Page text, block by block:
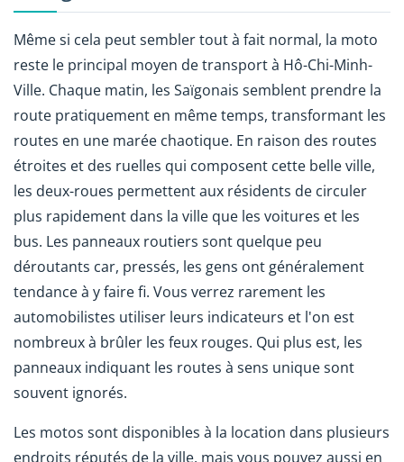
Même si cela peut sembler tout à fait normal, la moto
reste le principal moyen de transport à Hô-Chi-Minh-
Ville. Chaque matin, les Saïgonais semblent prendre la
route pratiquement en même temps, transformant les
routes en une marée chaotique. En raison des routes
étroites et des ruelles qui composent cette belle ville,
les deux-roues permettent aux résidents de circuler
plus rapidement dans la ville que les voitures et les
bus. Les panneaux routiers sont quelque peu
déroutants car, pressés, les gens ont généralement
tendance à y faire fi. Vous verrez rarement les
automobilistes utiliser leurs indicateurs et l'on est
nombreux à brûler les feux rouges. Qui plus est, les
panneaux indiquant les routes à sens unique sont
souvent ignorés.
Les motos sont disponibles à la location dans plusieurs
endroits réputés de la ville, mais vous pouvez aussi en